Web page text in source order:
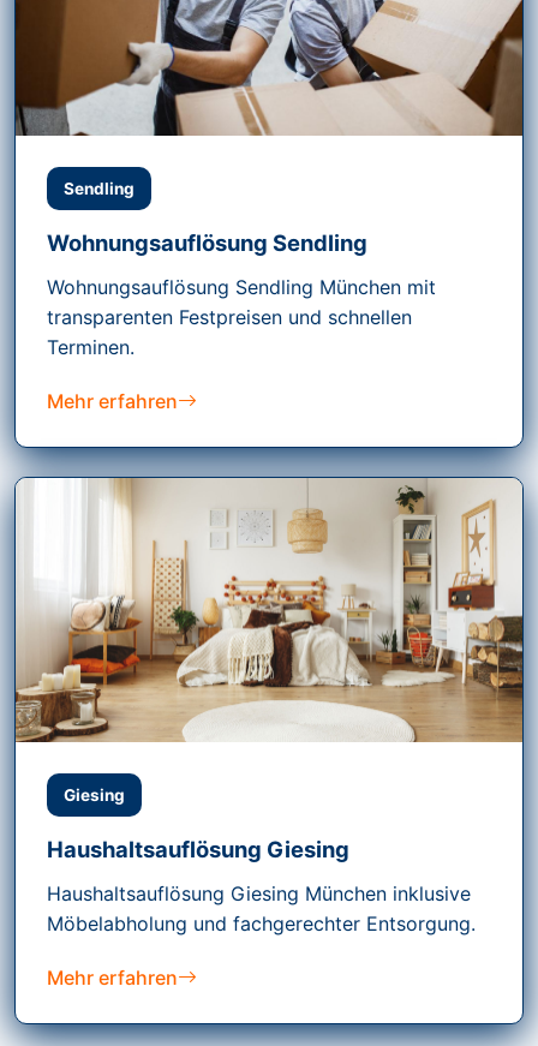
Sendling
Wohnungsauflösung Sendling
Wohnungsauflösung Sendling München mit
transparenten Festpreisen und schnellen
Terminen.
Mehr erfahren
Giesing
Haushaltsauflösung Giesing
Haushaltsauflösung Giesing München inklusive
Möbelabholung und fachgerechter Entsorgung.
Mehr erfahren